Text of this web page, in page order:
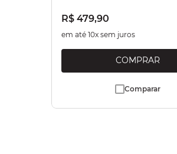
R$ 479,90
em até 10x sem juros
Comparar